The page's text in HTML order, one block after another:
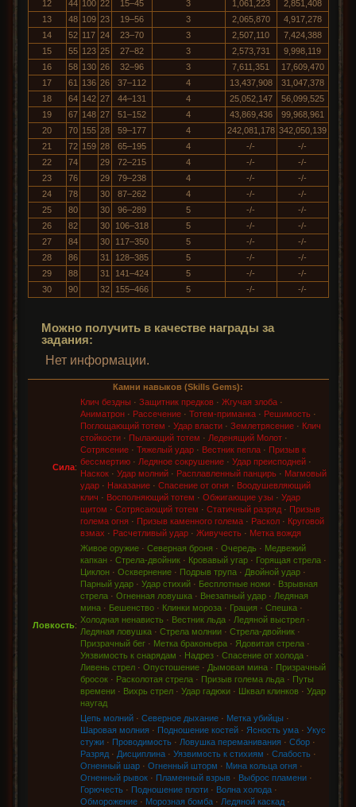
12
44 100 22 15–45 3 1,061,223
2,851,408
13
48 109 23 19–56 3 2,065,870
4,917,278
14
52 117 24 23–70 3 2,507,110
7,424,388
15
55 123 25 27–82 3 2,573,731
9,998,119
16
58 130 26 32–96 3 7,611,351
17,609,470
17
61 136 26 37–112 4 13,437,908
31,047,378
18
64 142 27 44–131 4 25,052,147
56,099,525
19
67 148 27 51–152 4 43,869,436
99,968,961
20
70 155 28 59–177 4 242,081,178 342,050,139
21
72 159 28 65–195 4 -/-
-/-
22
74 29 72–215 4 -/-
-/-
23
76 29 79–238 4 -/-
-/-
24
78 30 87–262 4 -/-
-/-
25
80 30 96–289 5 -/-
-/-
26
82 30 106–318 5 -/-
-/-
27
84 30 117–350 5 -/-
-/-
28
86 31 128–385 5 -/-
-/-
29
88 31 141–424 5 -/-
-/-
30
90 32 155–466 5 -/- -/-
Можно получить в качестве награды за
задания:
Нет информации.
Камни навыков (Skills Gems):
Сила:
Клич бездны · Защитник предков· Жгучая злоба·
Аниматрон· Рассечение· Тотем-приманка· Решимость·
Поглощающий тотем · Удар власти· Землетрясение· Клич
стойкости· Пылающий тотем · Леденящий Молот·
Сотрясение· Тяжелый удар· Вестник пепла· Призыв к
бессмертию· Ледяное сокрушение· Удар преисподней·
Наскок· Удар молний· Расплавленный панцирь· Магмовый
удар· Наказание· Спасение от огня· Воодушевляющий
клич · Восполняющий тотем · Обжигающие узы · Удар
щитом · Сотрясающий тотем · Статичный разряд· Призыв
голема огня· Призыв каменного голема· Раскол· Круговой
взмах · Расчетливый удар· Живучесть· Метка вождя
Ловкость:
Живое оружие· Северная броня · Очередь · Медвежий
капкан· Стрела-двойник· Кровавый угар· Горящая стрела·
Циклон· Осквернение· Подрыв трупа· Двойной удар·
Парный удар· Удар стихий· Бесплотные ножи· Взрывная
стрела· Огненная ловушка· Внезапный удар· Ледяная
мина· Бешенство· Клинки мороза· Грация · Спешка·
Холодная ненависть · Вестник льда· Ледяной выстрел·
Ледяная ловушка· Стрела молнии· Стрела-двойник·
Призрачный бег· Метка браконьера· Ядовитая стрела·
Уязвимость к снарядам · Надрез· Спасение от холода·
Ливень стрел· Опустошение· Дымовая мина· Призрачный
бросок· Расколотая стрела· Призыв голема льда· Путы
времени· Вихрь стрел· Удар гадюки· Шквал клинков· Удар
наугад
Цепь молний· Северное дыхание· Метка убийцы ·
Шаровая молния· Подношение костей· Ясность ума· Укус
стужи· Проводимость· Ловушка переманивания· Сбор·
Разряд· Дисциплина· Уязвимость к стихиям · Слабость·
Огненный шар· Огненный шторм · Мина кольца огня·
Огненный рывок· Пламенный взрыв· Выброс пламени·
Горючесть· Подношение плоти· Волна холода·
Обморожение· Морозная бомба· Ледяной каскад·